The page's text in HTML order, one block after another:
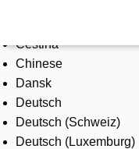
Products & Solutions
Industries
Services
About us
Where to buy
Contact us
Čeština
Chinese
Dansk
Deutsch
Deutsch (Schweiz)
Deutsch (Luxemburg)